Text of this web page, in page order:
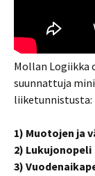
Mollan Logiikka
suunnattuja
liiketunnistusta:
1) Muotojen ja
2) Lukujonopeli
3)